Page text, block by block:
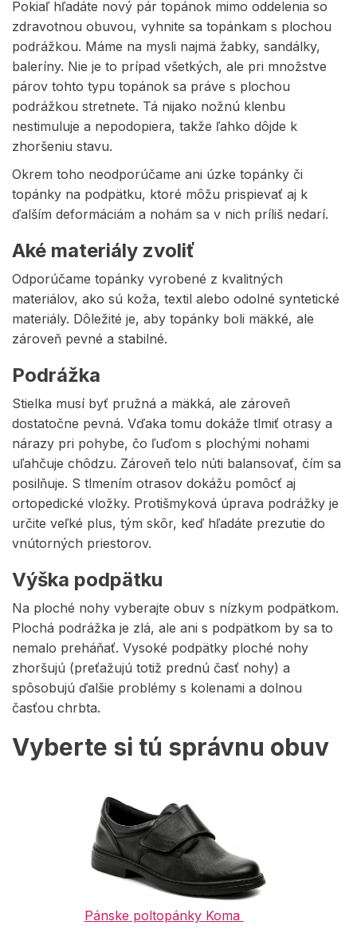
Pokiaľ hľadáte nový pár topánok mimo oddelenia so
zdravotnou obuvou, vyhnite sa topánkam s plochou
podrážkou. Máme na mysli najmä žabky, sandálky,
baleríny. Nie je to prípad všetkých, ale pri množstve
párov tohto typu topánok sa práve s plochou
podrážkou stretnete. Tá nijako nožnú klenbu
nestimuluje a nepodopiera, takže ľahko dôjde k
zhoršeniu stavu.
Okrem toho neodporúčame ani úzke topánky či
topánky na podpätku, ktoré môžu prispievať aj k
ďalším deformáciám a nohám sa v nich príliš nedarí.
Aké materiály zvoliť
Odporúčame topánky vyrobené z kvalitných
materiálov, ako sú koža, textil alebo odolné syntetické
materiály. Dôležité je, aby topánky boli mäkké, ale
zároveň pevné a stabilné.
Podrážka
Stielka musí byť pružná a mäkká, ale zároveň
dostatočne pevná. Vďaka tomu dokáže tlmiť otrasy a
nárazy pri pohybe, čo ľuďom s plochými nohami
uľahčuje chôdzu. Zároveň telo núti balansovať, čím sa
posilňuje. S tlmením otrasov dokážu pomôcť aj
ortopedické vložky. Protišmyková úprava podrážky je
určite veľké plus, tým skôr, keď hľadáte prezutie do
vnútorných priestorov.
Výška podpätku
Na ploché nohy vyberajte obuv s nízkym podpätkom.
Plochá podrážka je zlá, ale ani s podpätkom by sa to
nemalo preháňať. Vysoké podpätky ploché nohy
zhoršujú (preťažujú totiž prednú časť nohy) a
spôsobujú ďalšie problémy s kolenami a dolnou
časťou chrbta.
Vyberte si tú správnu obuv
Pánske poltopánky Koma